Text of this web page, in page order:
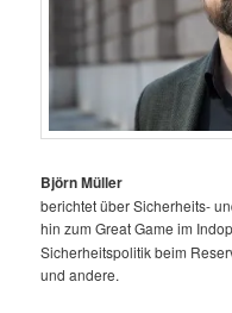
Björn Müller
berichtet über Sicherheits-
hin zum Great Game im
Sicherheitspolitik beim
und andere.